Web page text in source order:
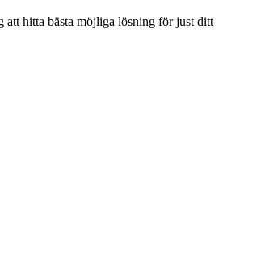
hitta bästa möjliga lösning för just ditt